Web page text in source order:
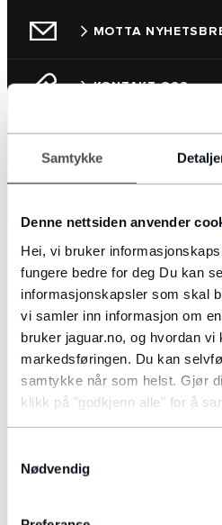
Samtykke
Denne nettsiden anvender
Hei, vi bruker
fungere bedre for deg Du kan
informasjonskapsler som skal
vi samler inn informasjon om
bruker jaguar.no, og hvordan vi
markedsføringen. Du kan
samtykke når som helst. Gjør
klikk på "godkjenn alle" for å
Nødvendig
MOTTA
KONTAKT OSS
SOSIALE MEDIER: